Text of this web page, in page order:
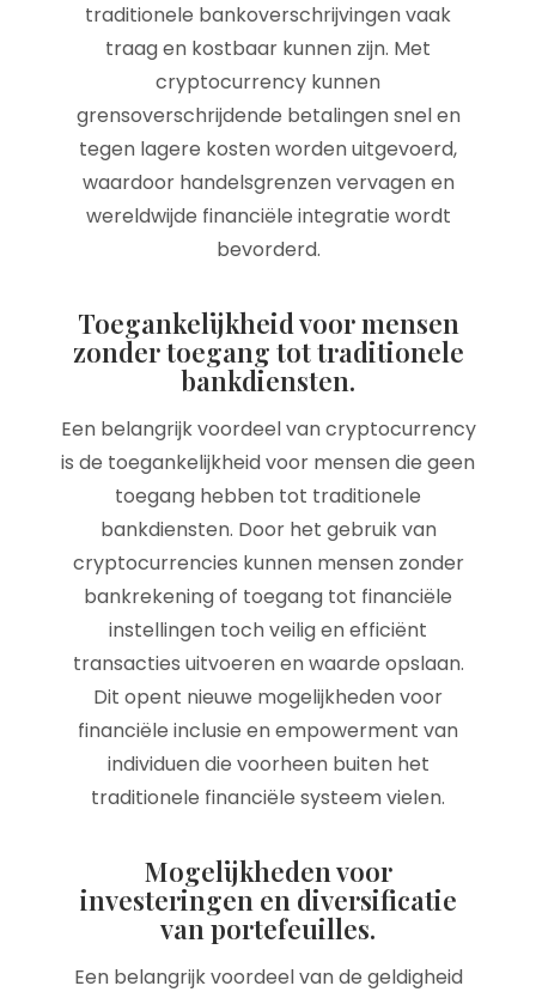
traditionele bankoverschrijvingen vaak
traag en kostbaar kunnen zijn. Met
cryptocurrency kunnen
grensoverschrijdende betalingen snel en
tegen lagere kosten worden uitgevoerd,
waardoor handelsgrenzen vervagen en
wereldwijde financiële integratie wordt
bevorderd.
Toegankelijkheid voor mensen
zonder toegang tot traditionele
bankdiensten.
Een belangrijk voordeel van cryptocurrency
is de toegankelijkheid voor mensen die geen
toegang hebben tot traditionele
bankdiensten. Door het gebruik van
cryptocurrencies kunnen mensen zonder
bankrekening of toegang tot financiële
instellingen toch veilig en efficiënt
transacties uitvoeren en waarde opslaan.
Dit opent nieuwe mogelijkheden voor
financiële inclusie en empowerment van
individuen die voorheen buiten het
traditionele financiële systeem vielen.
Mogelijkheden voor
investeringen en diversificatie
van portefeuilles.
Een belangrijk voordeel van de geldigheid